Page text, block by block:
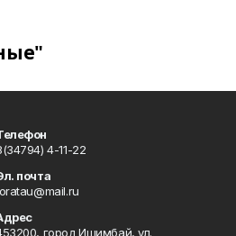
4-11-22
почта
город Ишимбай, ул.